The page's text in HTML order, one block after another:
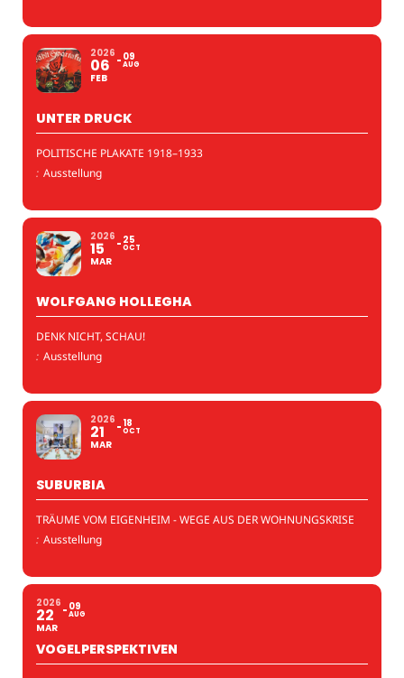
2026
06
FEB
09
AUG
UNTER DRUCK
POLITISCHE PLAKATE 1918–1933
: Ausstellung
2026
15
MAR
25
OCT
WOLFGANG HOLLEGHA
DENK NICHT, SCHAU!
: Ausstellung
2026
21
MAR
18
OCT
SUBURBIA
TRÄUME VOM EIGENHEIM - WEGE AUS DER WOHNUNGSKRISE
: Ausstellung
2026
22
MAR
09
AUG
VOGELPERSPEKTIVEN